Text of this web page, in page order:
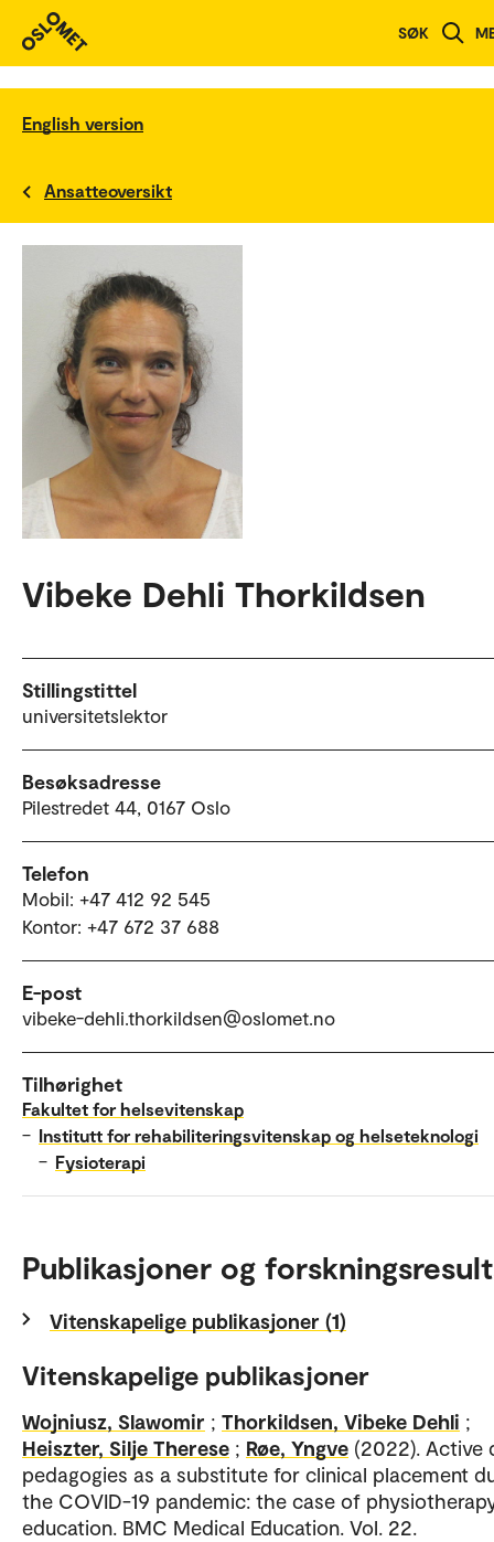
SØK
English version
Ansatteoversikt
Vibeke Dehli Thorkildsen
Stillingstittel
universitetslektor
Besøksadresse
Pilestredet 44, 0167 Oslo
Telefon
Mobil: +47 412 92 545
Kontor: +47 672 37 688
E-post
vibeke-dehli.thorkildsen@oslomet.no
Tilhørighet
Fakultet for helsevitenskap
– Institutt for rehabiliteringsvitenskap og helseteknologi
– Fysioterapi
Publikasjoner og
Vitenskapelige publikasjoner (1)
Vitenskapelige publikasjoner
Wojniusz, Slawomir ; Thorkildsen, Vibeke Dehli ;
Heiszter, Silje Therese ; Røe, Yngve (2022). Active
pedagogies as a substitute for clinical placement
the COVID-19 pandemic: the case of
education. BMC Medical Education. Vol. 22.